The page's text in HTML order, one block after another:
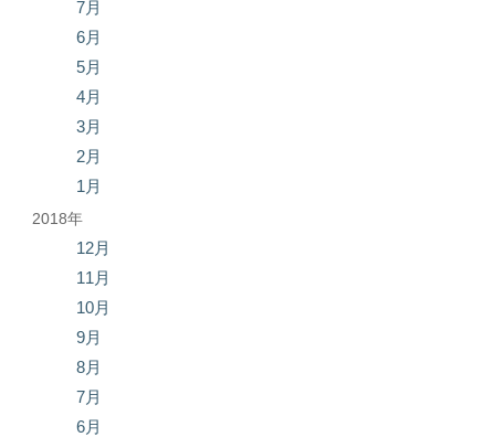
7月
6月
5月
4月
3月
2月
1月
2018年
12月
11月
10月
9月
8月
7月
6月